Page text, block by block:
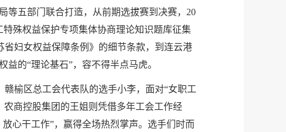
等五部门联合打造，从前期选拔赛到决赛，20
殊权益保护专项集体协商理论知识题库征集
妇女权益保障条例》的细节条款，到连云港
的“理论基石”，容不得半点马虎。
榆区总工会代表队的选手小李，面对“女职工
商控股集团的王姐则凭借多年工会工作经
心干工作”，赢得全场热烈掌声。选手们时而